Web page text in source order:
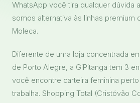
WhatsApp você tira qualquer dúvida
somos alternativa às linhas premium
Moleca.
Diferente de uma loja concentrada
de Porto Alegre, a GiPitanga tem 3
você encontre carteira feminina
trabalha. Shopping Total (Cristóvão